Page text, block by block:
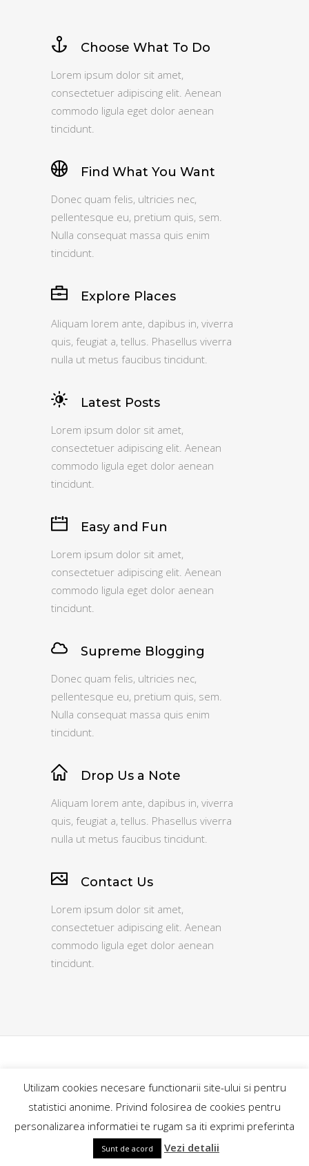
Choose What To Do
Lorem ipsum dolor sit amet,
consectetuer adipiscing elit. Aenean
commodo ligula eget dolor aenean
tincidunt.
Find What You Want
Donec quam felis, ultricies nec,
pellentesque eu, pretium quis, sem.
Nulla consequat massa quis enim
tincidunt.
Explore Places
Aliquam lorem ante, dapibus in, viverra
quis, feugiat a, tellus. Phasellus viverra
nulla ut metus faucibus tincidunt.
Latest Posts
Lorem ipsum dolor sit amet,
consectetuer adipiscing elit. Aenean
commodo ligula eget dolor aenean
tincidunt.
Easy and Fun
Lorem ipsum dolor sit amet,
consectetuer adipiscing elit. Aenean
commodo ligula eget dolor aenean
tincidunt.
Supreme Blogging
Donec quam felis, ultricies nec,
pellentesque eu, pretium quis, sem.
Nulla consequat massa quis enim
tincidunt.
Drop Us a Note
Aliquam lorem ante, dapibus in, viverra
quis, feugiat a, tellus. Phasellus viverra
nulla ut metus faucibus tincidunt.
Contact Us
Lorem ipsum dolor sit amet,
consectetuer adipiscing elit. Aenean
commodo ligula eget dolor aenean
tincidunt.
contact@goexplore.ro
+40746862189
Utilizam cookies necesare functionarii site-ului si pentru
statistici anonime. Privind folosirea de cookies pentru
personalizarea informatiei te rugam sa iti exprimi preferinta
Sunt de acord Vezi detalii